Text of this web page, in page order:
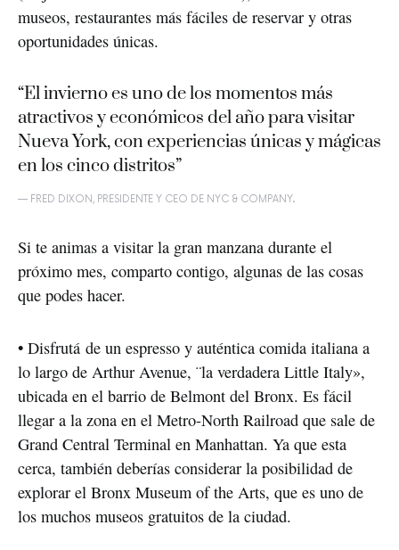
museos, restaurantes más fáciles de reservar y otras
oportunidades únicas.
“El invierno es uno de los momentos más
atractivos y económicos del año para visitar
Nueva York, con experiencias únicas y mágicas
en los cinco distritos”
— FRED DIXON, PRESIDENTE Y CEO DE NYC & COMPANY.
Si te animas a visitar la gran manzana durante el
próximo mes, comparto contigo, algunas de las cosas
que podes hacer.
• Disfrutá de un espresso y auténtica comida italiana a
lo largo de Arthur Avenue, ¨la verdadera Little Italy»,
ubicada en el barrio de Belmont del Bronx. Es fácil
llegar a la zona en el Metro-North Railroad que sale de
Grand Central Terminal en Manhattan. Ya que esta
cerca, también deberías considerar la posibilidad de
explorar el Bronx Museum of the Arts, que es uno de
los muchos museos gratuitos de la ciudad.